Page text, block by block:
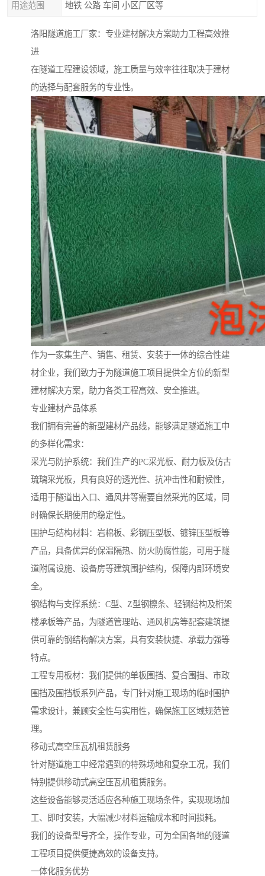
用途范围 地铁 公路 车间 小区厂区等
洛阳隧道施工厂家：专业建材解决方案助力工程高效推
进
在隧道工程建设领域，施工质量与效率往往取决于建材
的选择与配套服务的专业性。
作为一家集生产、销售、租赁、安装于一体的综合性建
材企业，我们致力于为隧道施工项目提供全方位的新型
建材解决方案，助力各类工程高效、安全推进。
专业建材产品体系
我们拥有完善的新型建材产品线，能够满足隧道施工中
的多样化需求：
采光与防护系统：我们生产的PC采光板、耐力板及仿古
琉璃采光板，具有良好的透光性、抗冲击性和耐候性，
适用于隧道出入口、通风井等需要自然采光的区域，同
时确保长期使用的稳定性。
围护与结构材料：岩棉板、彩钢压型板、镀锌压型板等
产品，具备优异的保温隔热、防火防腐性能，可用于隧
道附属设施、设备房等建筑围护结构，保障内部环境安
全。
钢结构与支撑系统：C型、Z型钢檩条、轻钢结构及桁架
楼承板等产品，为隧道管理站、通风机房等配套建筑提
供可靠的钢结构解决方案，具有安装快捷、承载力强等
特点。
工程专用板材：我们提供的单板围挡、复合围挡、市政
围挡及围挡板系列产品，专门针对施工现场的临时围护
需求设计，兼顾安全性与实用性，确保施工区域规范管
理。
移动式高空压瓦机租赁服务
针对隧道施工中经常遇到的特殊场地和复杂工况，我们
特别提供移动式高空压瓦机租赁服务。
这些设备能够灵活适应各种施工现场条件，实现现场加
工、即时安装，大幅减少材料运输成本和时间损耗。
我们的设备型号齐全，操作专业，可为全国各地的隧道
工程项目提供便捷高效的设备支持。
一体化服务优势